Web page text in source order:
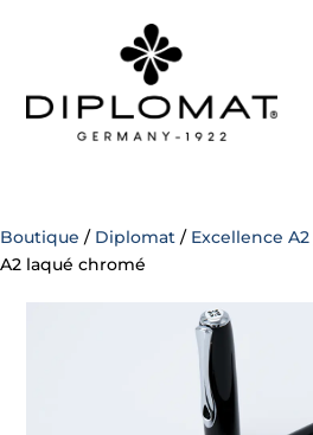
Boutique / Diplomat / Excellence A2
A2 laqué chromé